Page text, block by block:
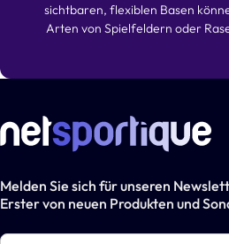
sichtbaren, flexiblen Basen
Arten von Spielfeldern oder
Melden Sie sich für unseren
Erster von neuen Produkten und